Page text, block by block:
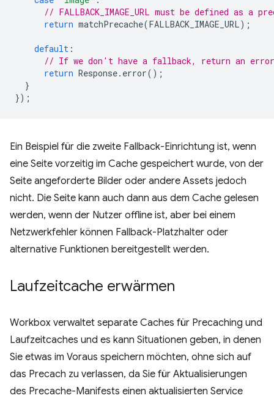
// FALLBACK_IMAGE_URL must be defined as a
return matchPrecache(FALLBACK_IMAGE_URL);
default :
// If we don't have a fallback, return an error
return Response. error();
}
});
Ein Beispiel für die zweite Fallback-Einrichtung ist, wenn
eine Seite vorzeitig im Cache gespeichert wurde, von der
Seite angeforderte Bilder oder andere Assets jedoch
nicht. Die Seite kann auch dann aus dem Cache gelesen
werden, wenn der Nutzer offline ist, aber bei einem
Netzwerkfehler können Fallback-Platzhalter oder
alternative Funktionen bereitgestellt werden.
Laufzeitcache erwärmen
Workbox verwaltet separate Caches für Precaching und
Laufzeitcaches und es kann Situationen geben, in denen
Sie etwas im Voraus speichern möchten, ohne sich auf
das Precach zu verlassen, da Sie für Aktualisierungen
des Precache-Manifests einen aktualisierten Service